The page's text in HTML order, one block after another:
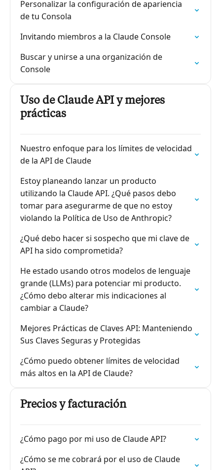
Personalizar la configuración de apariencia
de tu Consola
Invitando miembros a la Claude Console
Buscar y unirse a una organización de
Console
Uso de Claude API y mejores
prácticas
Nuestro enfoque para los límites de velocidad
de la API de Claude
Estoy planeando lanzar un producto
utilizando la Claude API. ¿Qué pasos debo
tomar para asegurarme de que no estoy
violando la Política de Uso de Anthropic?
¿Qué debo hacer si sospecho que mi clave de
API ha sido comprometida?
He estado usando otros modelos de lenguaje
grande (LLMs) para potenciar mi producto.
¿Cómo debo alterar mis indicaciones al
cambiar a Claude?
Mejores Prácticas de Claves API: Manteniendo
Sus Claves Seguras y Protegidas
¿Cómo puedo obtener límites de velocidad
más altos en la API de Claude?
Precios y facturación
¿Cómo pago por mi uso de Claude API?
¿Cómo se me cobrará por el uso de Claude